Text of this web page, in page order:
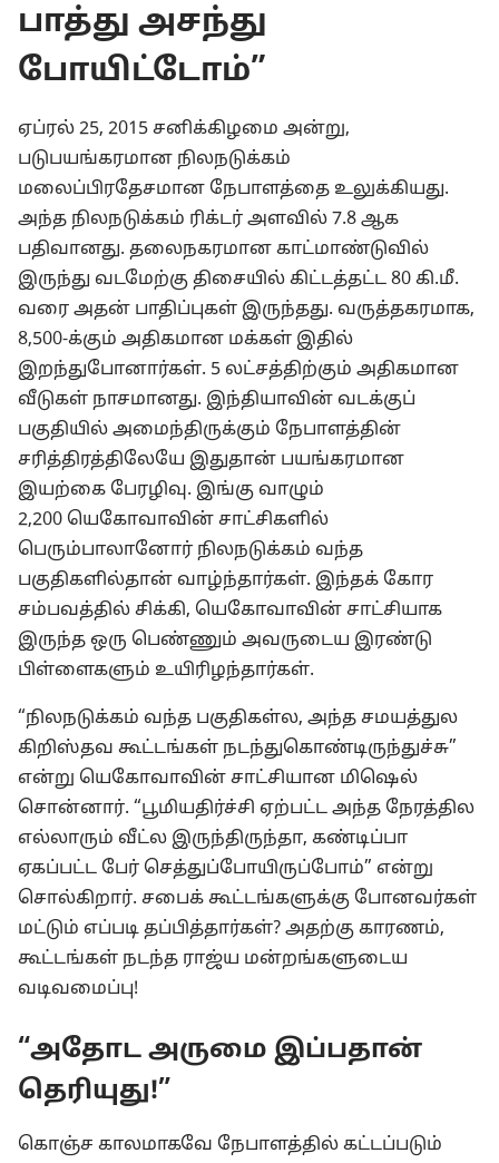
பாத்து அசந்து
போயிட்டோம்”
ஏப்ரல் 25, 2015 சனிக்கிழமை அன்று,
படுபயங்கரமான நிலநடுக்கம்
மலைப்பிரதேசமான நேபாளத்தை உலுக்கியது.
அந்த நிலநடுக்கம் ரிக்டர் அளவில் 7.8 ஆக
பதிவானது. தலைநகரமான காட்மாண்டுவில்
இருந்து வடமேற்கு திசையில் கிட்டத்தட்ட 80 கி.மீ.
வரை அதன் பாதிப்புகள் இருந்தது. வருத்தகரமாக,
8,500-க்கும் அதிகமான மக்கள் இதில்
இறந்துபோனார்கள். 5 லட்சத்திற்கும் அதிகமான
வீடுகள் நாசமானது. இந்தியாவின் வடக்குப்
பகுதியில் அமைந்திருக்கும் நேபாளத்தின்
சரித்திரத்திலேயே இதுதான் பயங்கரமான
இயற்கை பேரழிவு. இங்கு வாழும்
2,200 யெகோவாவின் சாட்சிகளில்
பெரும்பாலானோர் நிலநடுக்கம் வந்த
பகுதிகளில்தான் வாழ்ந்தார்கள். இந்தக் கோர
சம்பவத்தில் சிக்கி, யெகோவாவின் சாட்சியாக
இருந்த ஒரு பெண்ணும் அவருடைய இரண்டு
பிள்ளைகளும் உயிரிழந்தார்கள்.
“நிலநடுக்கம் வந்த பகுதிகள்ல, அந்த சமயத்துல
கிறிஸ்தவ கூட்டங்கள் நடந்துகொண்டிருந்துச்சு”
என்று யெகோவாவின் சாட்சியான மிஷெல்
சொன்னார். “பூமியதிர்ச்சி ஏற்பட்ட அந்த நேரத்தில
எல்லாரும் வீட்ல இருந்திருந்தா, கண்டிப்பா
ஏகப்பட்ட பேர் செத்துப்போயிருப்போம்” என்று
சொல்கிறார். சபைக் கூட்டங்களுக்கு போனவர்கள்
மட்டும் எப்படி தப்பித்தார்கள்? அதற்கு காரணம்,
கூட்டங்கள் நடந்த ராஜ்ய மன்றங்களுடைய
வடிவமைப்பு!
“அதோட அருமை இப்பதான்
தெரியுது!”
கொஞ்ச காலமாகவே நேபாளத்தில் கட்டப்படும்